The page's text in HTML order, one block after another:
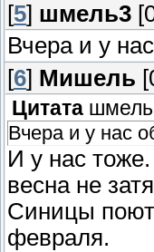
[5] шмель3
Вчера и у
[6] Мишель
Цитата
Вчера и у нас
И у нас
весна не
Синицы
февраля.